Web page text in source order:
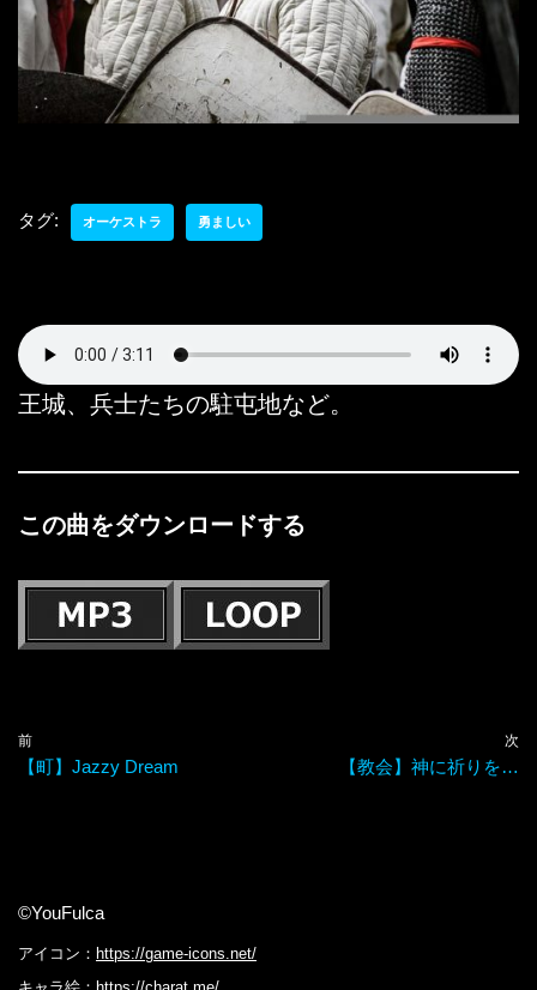
タグ: オーケストラ 勇ましい
王城、兵士たちの駐屯地など。
この曲をダウンロードする
前
【町】Jazzy Dream
次
【教会】神に祈りを…
©YouFulca
アイコン： https://game-icons.net/